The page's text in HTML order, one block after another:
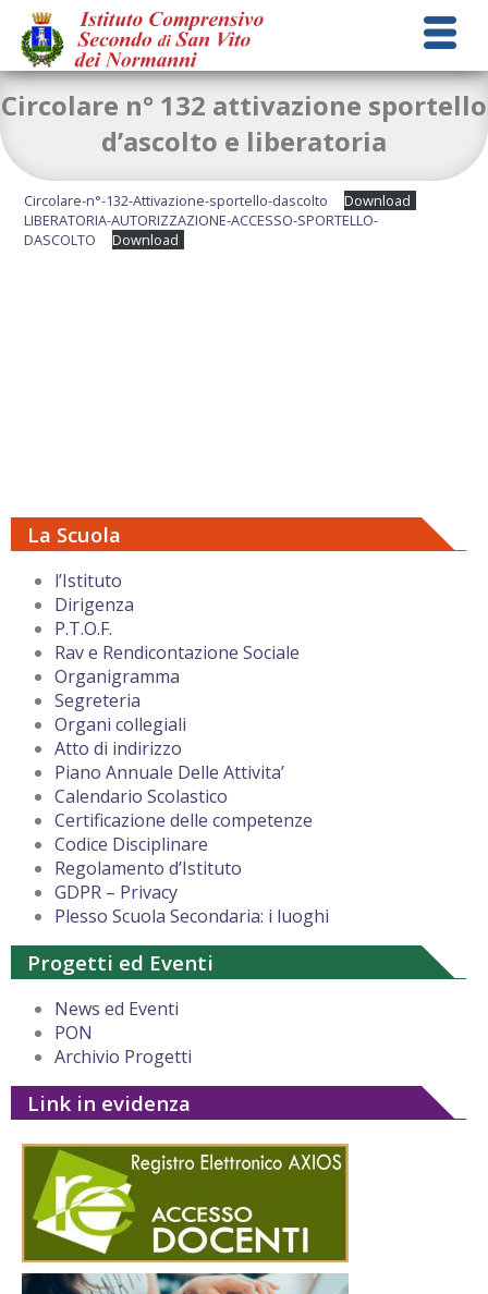
La Scuola
l’Istituto
Dirigenza
P.T.O.F.
Rav e Rendicontazione Sociale
Organigramma
Segreteria
Organi collegiali
Atto di indirizzo
Piano Annuale Delle Attivita’
Calendario Scolastico
Certificazione delle competenze
Codice Disciplinare
Regolamento d’Istituto
GDPR – Privacy
Plesso Scuola Secondaria: i luoghi
Progetti ed Eventi
News ed Eventi
PON
Archivio Progetti
Link in evidenza
Circolare n° 132 attivazione sportello
d’ascolto e liberatoria
Circolare-n°-132-Attivazione-sportello-dascolto
Download
LIBERATORIA-AUTORIZZAZIONE-ACCESSO-SPORTELLO-
DASCOLTO
Download